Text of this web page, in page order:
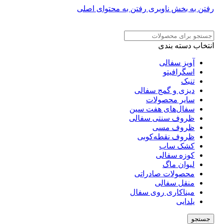
رفتن به بخش ناوبری رفتن به محتوای اصلی
انتخاب دسته بندی
آویز سفالی
اسگرافیتو
تنبک
دیزی و گمج سفالی
سایر محصولات
سفال‌های هفت‌ سین
ظروف سنتی سفالی
ظروف مسی
ظروف نقطه‌کوبی
کشک ساب
کوزه سفالی
لیوان ماگ
محصولات صادراتی
منقل سفالی
میناکاری روی سفال
یلدایی
جستجو